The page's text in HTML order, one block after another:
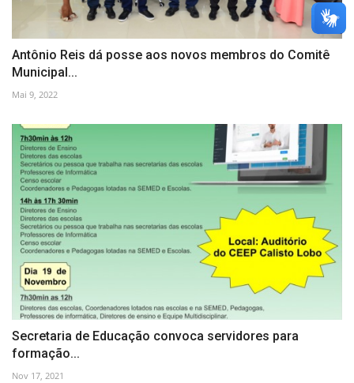
Antônio Reis dá posse aos novos membros do Comitê
Municipal...
Mai 9, 2022
Secretaria de Educação convoca servidores para
formação...
Nov 17, 2021